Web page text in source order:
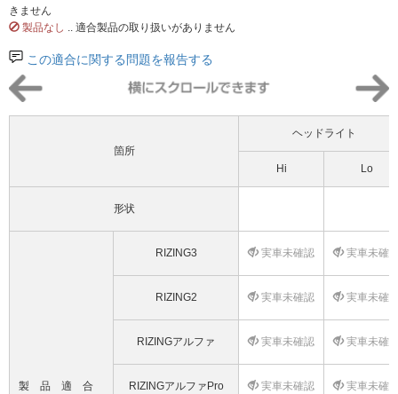
きません
製品なし .. 適合製品の取り扱いがありません
この適合に関する問題を報告する
箇所
ヘッドライト
Hi Lo
形状
製品適合
RIZING3 実車未確認 実車未確
RIZING2 実車未確認 実車未確
RIZINGアルファ 実車未確認 実車未確
RIZINGアルファPro 実車未確認 実車未確